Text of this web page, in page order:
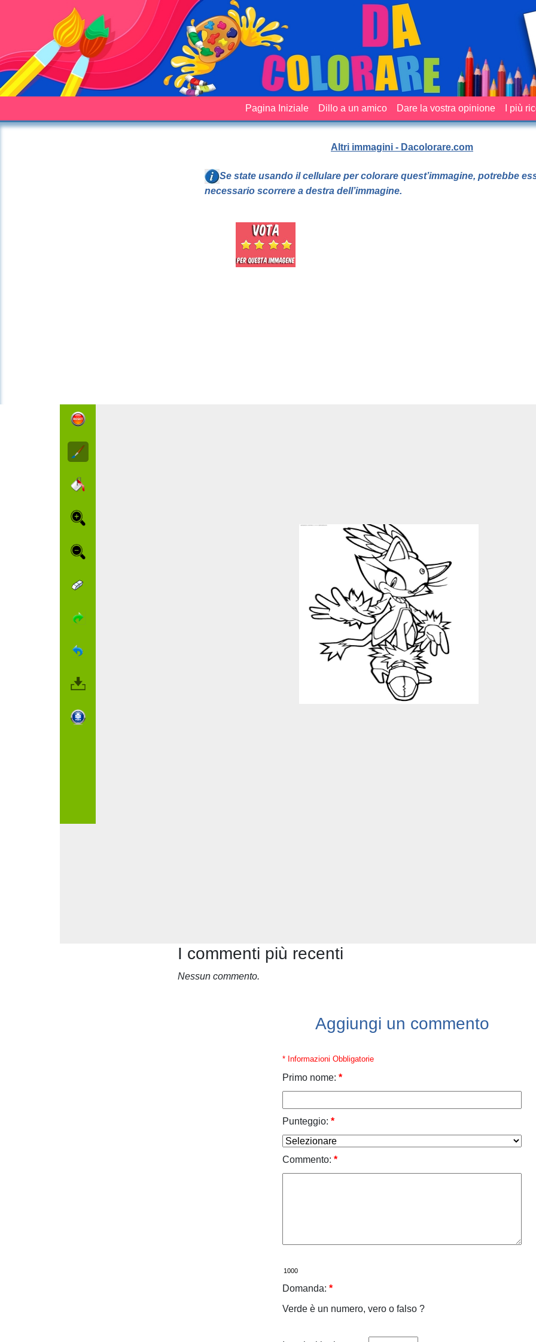
Pagina Iniziale Dillo a un amico Dare la vostra opinione I più
Altri immagini - Dacolorare.com
Se state usando il cellulare per colorare quest’immagine, potrebbe
necessario scorrere a destra dell’immagine.
I commenti più recenti
Nessun commento.
Aggiungi un commento
* Informazioni Obbligatorie
Primo nome: *
Punteggio: *
Commento: *
Domanda: *
Verde è un numero, vero o falso ?